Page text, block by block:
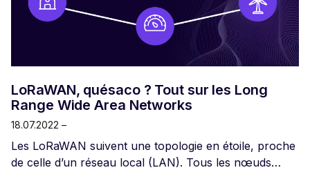
LoRaWAN, quésaco ? Tout sur les Long
Range Wide Area Networks
18.07.2022 –
Les LoRaWAN suivent une topologie en étoile, proche
de celle d’un réseau local (LAN). Tous les nœuds